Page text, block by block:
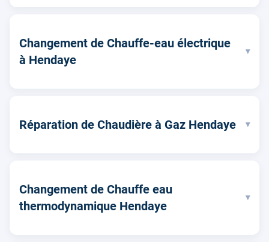
Changement de Chauffe-eau électrique
à Hendaye
▾
Réparation de Chaudière à Gaz Hendaye ▾
Changement de Chauffe eau
thermodynamique Hendaye
▾